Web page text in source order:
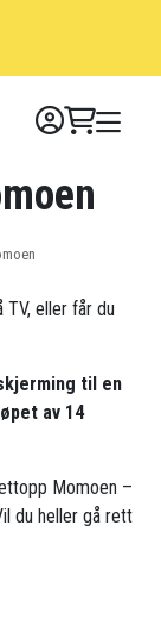
TV, eller får du
til en
av 14
Momoen –
du heller gå rett